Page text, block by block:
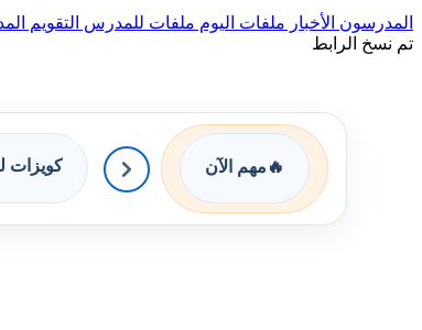
المدرسون الأخبار ملفات اليوم ملفات للمدرس التقويم
تم نسخ الرابط
🔥 مهم الآن كويزات